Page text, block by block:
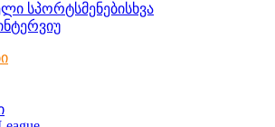
სპორტსმენებისხვა